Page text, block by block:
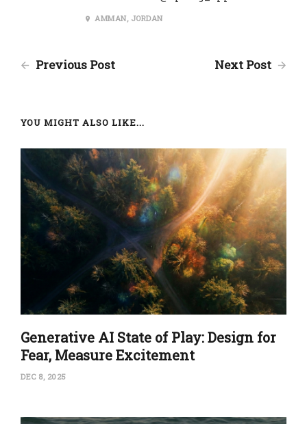
AMMAN, JORDAN
Previous Post Next Post
YOU MIGHT ALSO LIKE...
Generative AI State of Play: Design for
Fear, Measure Excitement
DEC 8, 2025